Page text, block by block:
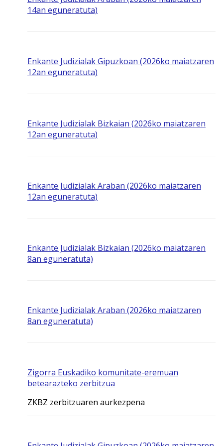
14an eguneratuta)
Enkante Judizialak Gipuzkoan (2026ko maiatzaren
12an eguneratuta)
Enkante Judizialak Bizkaian (2026ko maiatzaren
12an eguneratuta)
Enkante Judizialak Araban (2026ko maiatzaren
12an eguneratuta)
Enkante Judizialak Bizkaian (2026ko maiatzaren
8an eguneratuta)
Enkante Judizialak Araban (2026ko maiatzaren
8an eguneratuta)
Zigorra Euskadiko komunitate-eremuan
betearazteko zerbitzua
ZKBZ zerbitzuaren aurkezpena